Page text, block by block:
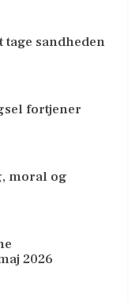
sandheden
fortjener
moral og
2026